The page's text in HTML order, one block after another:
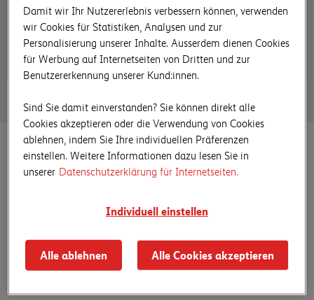
Hans Falk
Mehr zu Hans Falk
Damit wir Ihr Nutzererlebnis verbessern können, verwenden
wir Cookies für Statistiken, Analysen und zur
Personalisierung unserer Inhalte. Ausserdem dienen Cookies
für Werbung auf Internetseiten von Dritten und zur
Benutzererkennung unserer Kund:innen.
Sind Sie damit einverstanden? Sie können direkt alle
Cookies akzeptieren oder die Verwendung von Cookies
ablehnen, indem Sie Ihre individuellen Präferenzen
einstellen. Weitere Informationen dazu lesen Sie in
unserer Datenschutzerklärung für Internetseiten.
Individuell einstellen
Alle ablehnen Alle Cookies akzeptieren